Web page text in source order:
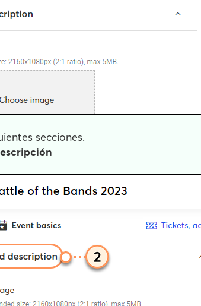
secciones.